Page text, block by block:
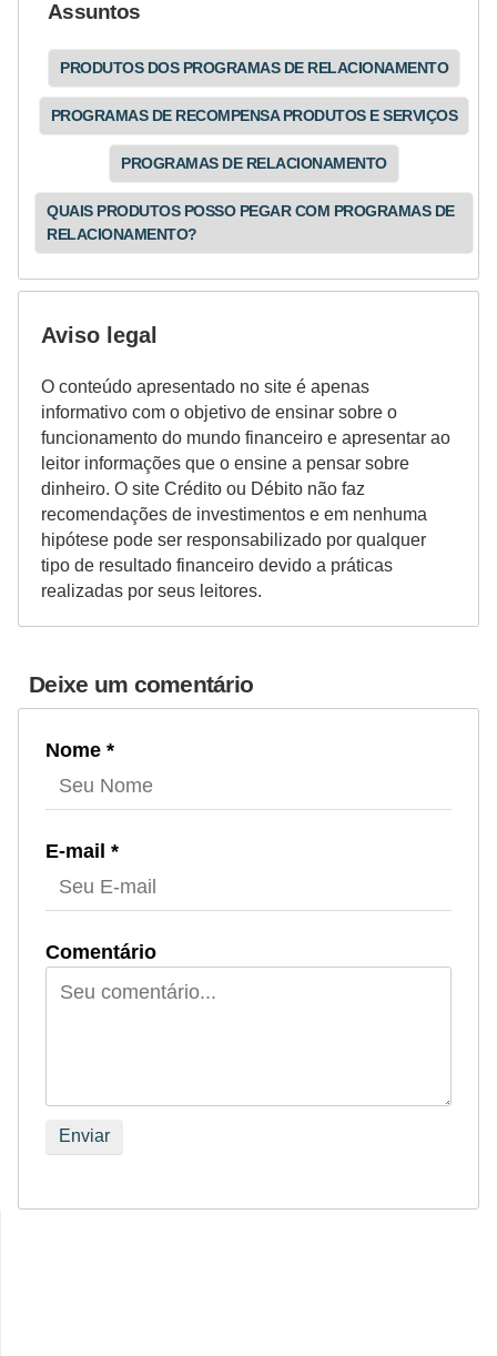
Assuntos
PRODUTOS DOS PROGRAMAS DE RELACIONAMENTO
PROGRAMAS DE RECOMPENSA PRODUTOS E SERVIÇOS
PROGRAMAS DE RELACIONAMENTO
QUAIS PRODUTOS POSSO PEGAR COM PROGRAMAS DE
RELACIONAMENTO?
Aviso legal
O conteúdo apresentado no site é apenas
informativo com o objetivo de ensinar sobre o
funcionamento do mundo financeiro e apresentar ao
leitor informações que o ensine a pensar sobre
dinheiro. O site Crédito ou Débito não faz
recomendações de investimentos e em nenhuma
hipótese pode ser responsabilizado por qualquer
tipo de resultado financeiro devido a práticas
realizadas por seus leitores.
Deixe um comentário
Nome *
E-mail *
Comentário
o
u
p
a
a
r
o
r
a
m
a
s
d
e
r
c
m
n